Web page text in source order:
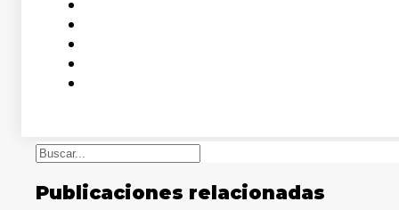
Buscar
Publicaciones relacionadas